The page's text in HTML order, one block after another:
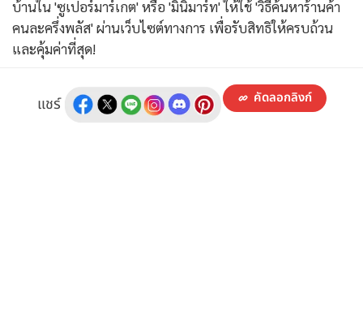
บ้านใน 'ซูเปอร์มาร์เกต' หรือ 'มินิมาร์ท' ให้ใช้ 'วิธีค้นหาร้านค้า
คนละครึ่งพลัส' ผ่านเว็บไซต์ทางการ เพื่อรับสิทธิให้ครบถ้วน
และคุ้มค่าที่สุด!
แชร์ คัดลอกลิงก์